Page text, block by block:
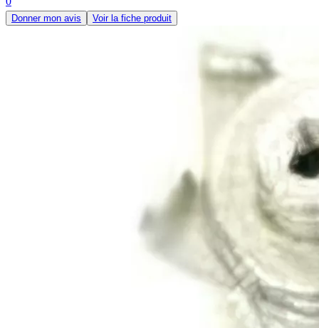
Donner mon avis Voir la fiche produit